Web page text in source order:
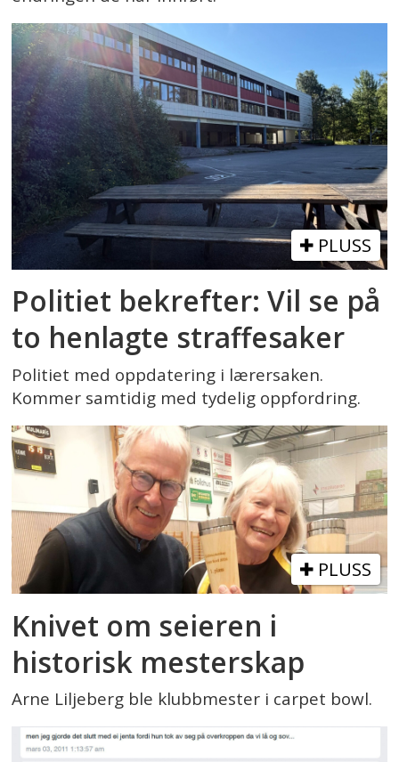
PLUSS
Politiet bekrefter: Vil se på
to henlagte straffesaker
Politiet med oppdatering i lærersaken.
Kommer samtidig med tydelig oppfordring.
PLUSS
Knivet om seieren i
historisk mesterskap
Arne Liljeberg ble klubbmester i carpet bowl.